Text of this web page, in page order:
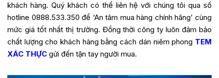
khách hàng. Quý khách có thể liên hệ với chúng tôi qua số
hotline 0888.533.350 để ‘An tâm mua hàng chính hãng’ cùng
mức giá tốt nhất thị trường. Đồng thời công ty luôn đảm bảo
chất lượng cho khách hàng bằng cách dán niêm phong TEM
XÁC THỰC gửi đến tận tay người mua.